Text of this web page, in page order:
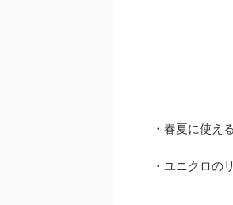
・春夏に使え
・ユニクロの